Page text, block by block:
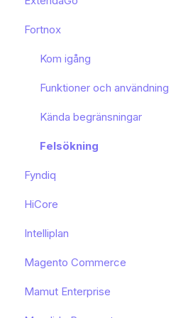
Fortnox
Kom igång
Funktioner och användning
Kända begränsningar
Felsökning
Fyndiq
Kom igång
Funktioner och användning
Kända begränsningar
HiCore
Kom igång
Intelliplan
Kom igång
Magento Commerce
Kom igång
Mamut Enterprise